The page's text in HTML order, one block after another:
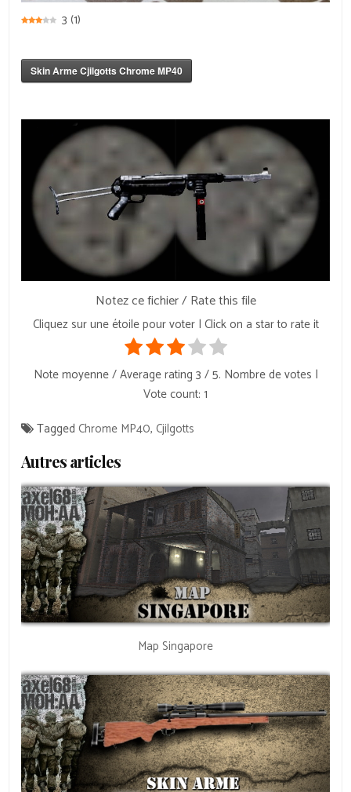
3 (1)
Skin Arme Cjilgotts Chrome MP40
Notez ce fichier / Rate this file
Cliquez sur une étoile pour voter | Click on a star to rate it
Note moyenne / Average rating 3 / 5. Nombre de votes |
Vote count: 1
TaggedChrome MP40,Cjilgotts
Autres articles
Map Singapore